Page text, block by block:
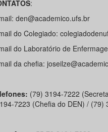
:
den@academico.ufs.br
do Colegiado:
do Laboratório de
da chefia:
(79) 3194-7222
7223 (Chefia do DEN) /